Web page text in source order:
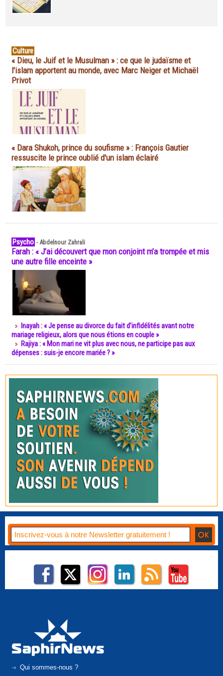
Culture
« Dieu, le Juif et le Musulman » : ce que le judaïsme et
l'islam apportent au monde, avec Marc Neiger et Michaël
Privot
« Dara Shukoh, prince du soufisme » : François Gautier
ressuscite le prince oublié d'un islam éclairé
Psycho -Abdelnour Zahrali
Farah : « J’ai découvert que mon conjoint m’a trompée et mis
une autre fille enceinte »
Inayah : « Je pense au divorce du fait d’infidélités avant notre
mariage religieux, alors que nous étions en couple »
Rajiya : « Mon mari ne vit plus avec nous, ne participe pas aux
dépenses : suis-je encore mariée ? »
Qui sommes-nous ?